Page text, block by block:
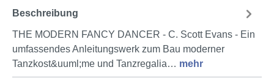
Beschreibung
THE MODERN FANCY DANCER - C. Scott Evans - Ein
umfassendes Anleitungswerk zum Bau moderner
Tanzkost&uuml;me und Tanzregalia… mehr